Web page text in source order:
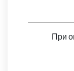
При